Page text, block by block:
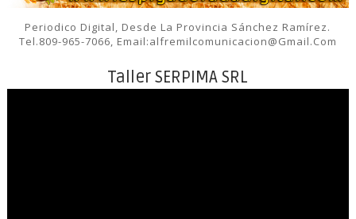
Periodico Digital, Desde La Provincia Sánchez Ramírez.
Tel.809-965-7066, Email:alfremilcomunicacion@gmail.com
Taller SERPIMA SRL